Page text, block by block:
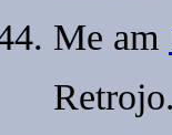
Me am